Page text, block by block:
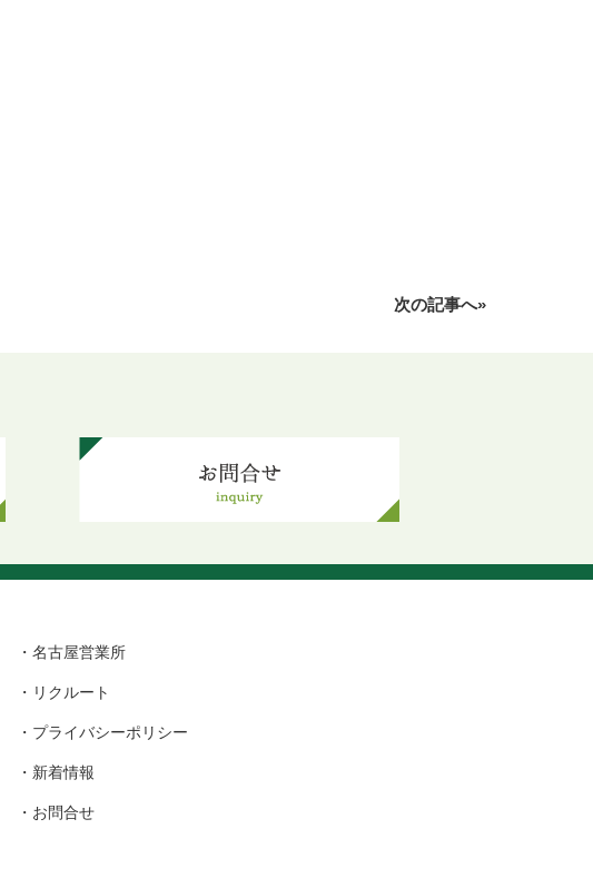
次の記事へ»
・ 名古屋営業所
・ リクルート
・ プライバシーポリシー
・ 新着情報
・ お問合せ